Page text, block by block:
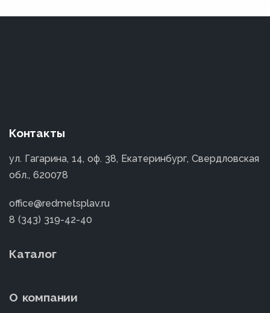
Контакты
ул. Гагарина, 14, оф. 38, Екатеринбург, Свердловская
обл., 620078
office@redmetsplav.ru
8 (343) 319-42-40
Каталог
О компании